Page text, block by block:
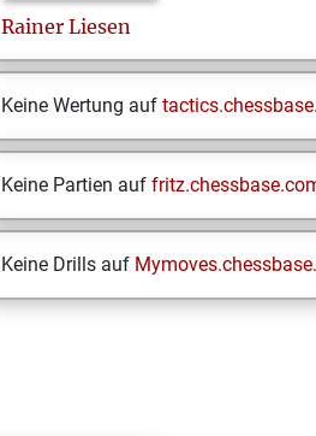
Rainer Liesen
Keine Wertung auf
Keine Partien auf
Keine Drills auf